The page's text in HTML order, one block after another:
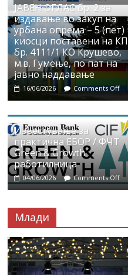
ЈАВЕН ОГЛАС бр. 2 за
издавање во закуп на
урбана опрема – 5 (пет)
киосци поставени на КП
бр. 4111/1 КО Крушево,
м.в. Гумење, по пат на
јавно наддавање
16/06/2026 Comments Off
Известување за
практична ЕБОР / ФЧТ
Green & Growth
работилница
04/06/2026 Comments Off
Млади